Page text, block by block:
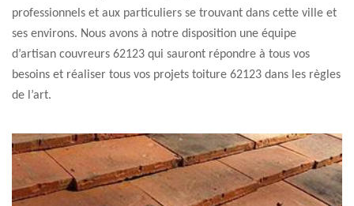
professionnels et aux particuliers se trouvant dans cette ville et
ses environs. Nous avons à notre disposition une équipe
d’artisan couvreurs 62123 qui sauront répondre à tous vos
besoins et réaliser tous vos projets toiture 62123 dans les règles
de l’art.